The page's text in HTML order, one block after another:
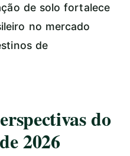
de solo fortalece
no mercado
de
do
2026